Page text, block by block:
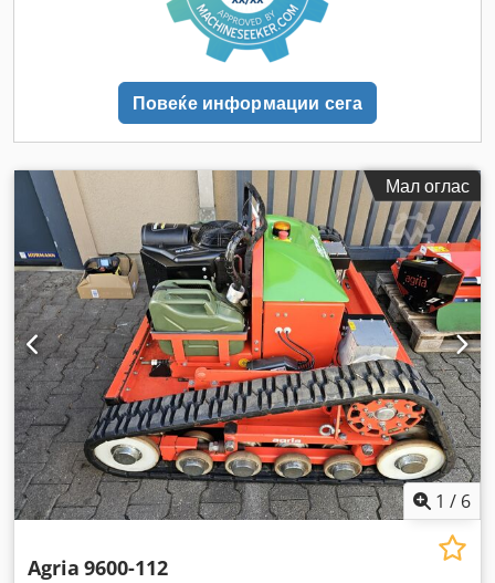
Повеќе информации сега
Мал оглас
1 / 6
Agria 9600-112